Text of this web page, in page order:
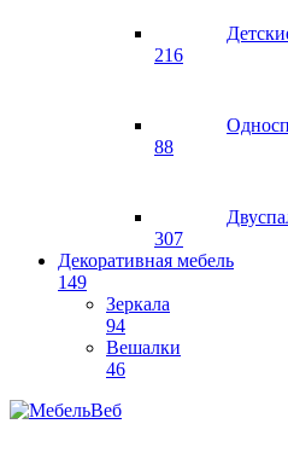
216
88
307
Декоративная мебель
149
Зеркала
94
Вешалки
46